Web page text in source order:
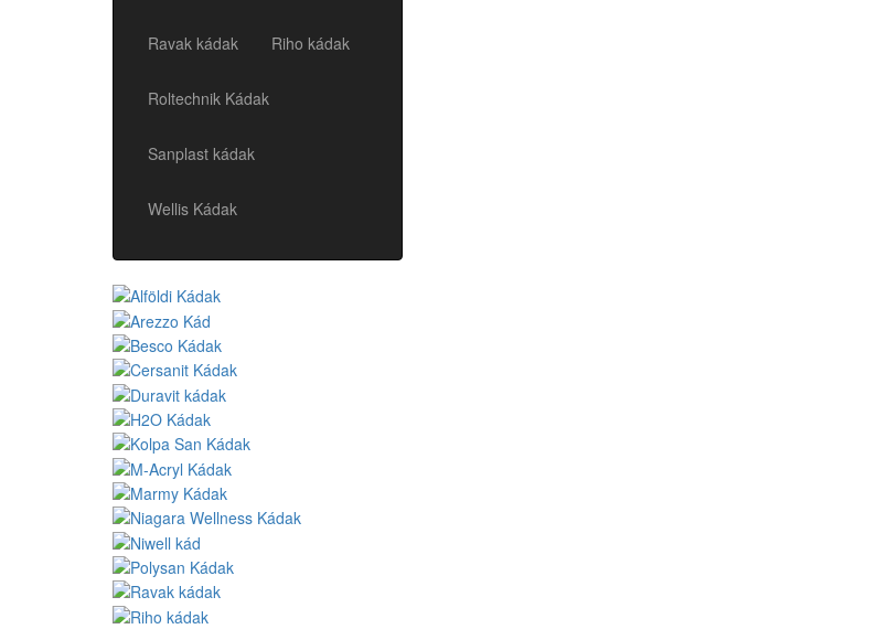
Ravak kádak Riho kádak
Roltechnik Kádak
Sanplast kádak
Wellis Kádak